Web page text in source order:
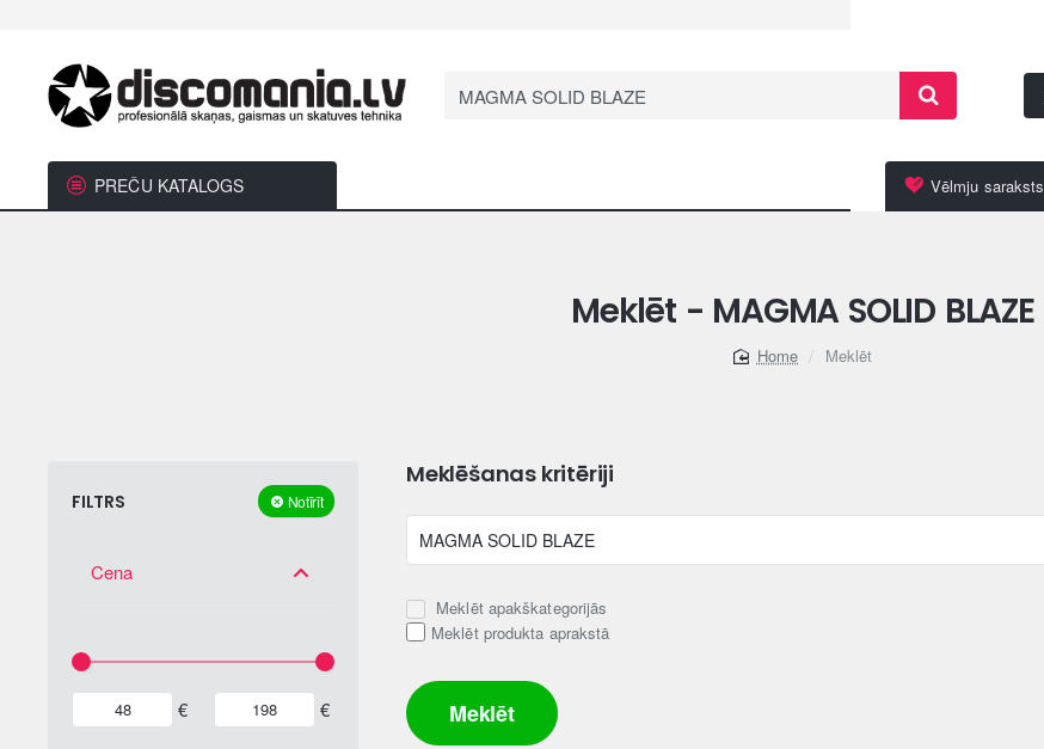
Meklēt...
PREČU KATALOGS Vēlmju saraksts
Meklēt - MAGMA SOLID BLAZE
Meklēt
FILTRS Notīrīt
Cena
€ €
Meklēšanas kritēriji
Meklēt apakškategorijās
Meklēt produkta aprakstā
Meklēt